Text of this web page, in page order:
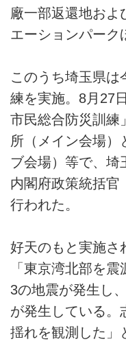
廠一部返還地およ
エーションパーク
このうち埼玉県は
練を実施。8月27
市民総合防災訓練
所（メイン会場）
ブ会場）等で、埼
内閣府政策統括官
行われた。
好天のもと実施さ
「東京湾北部を
3の地震が発生し
が発生している。
揺れを観測した」